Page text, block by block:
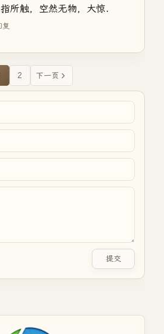
所触，空然无物，大惊.
复
2 下一页
提交